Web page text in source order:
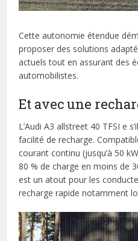
Cette autonomie étendue
proposer des solutions
actuels tout en assurant des
automobilistes.
Et avec une
L’Audi A3 allstreet 40 TFSI e
facilité de recharge.
courant continu (jusqu’à 50
80 % de charge en moins de
est un atout pour les
recharge rapide notamment